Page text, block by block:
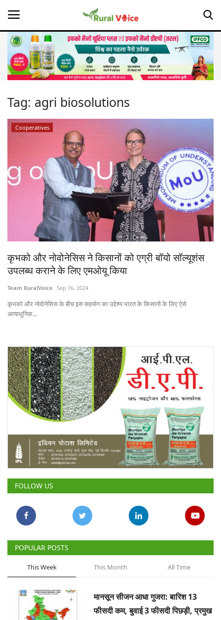
Home
About Us
Leadership Profiles
Opinion
Politics
Magazine
States
Events
Agribusiness
Agritech
International
Rural Dialogue
Ground Report
Rural Connect
Gallery
National
Latest News
Agriculture Conclave and NACOF
Awards 2022
Agri Start-Ups
Language
English Hindi
Tag: agri biosolutions
Cooperatives
कृभको और नोवोनेसिस ने किसानों को एग्री बॉयो सॉल्यूशंस
उपलब्ध कराने के लिए एमओयू किया
Team RuralVoice Sep 16, 2024
कृभको और नोवोनेसिस के बीच इस सहयोग का उद्देश्य भारत के किसानों के लिए ऐसे
अत्याधुनिक...
FOLLOW US
POPULAR POSTS
This Week This Month All Time
मानसून सीजन आधा गुजरा: बारिश 13
फीसदी कम, बुवाई 3 फीसदी पिछड़ी, प्रमुख